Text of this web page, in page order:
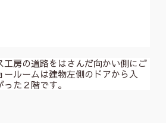
工房の道路をはさんだ向かい側にご
ールームは建物左側のドアから入
た２階です。